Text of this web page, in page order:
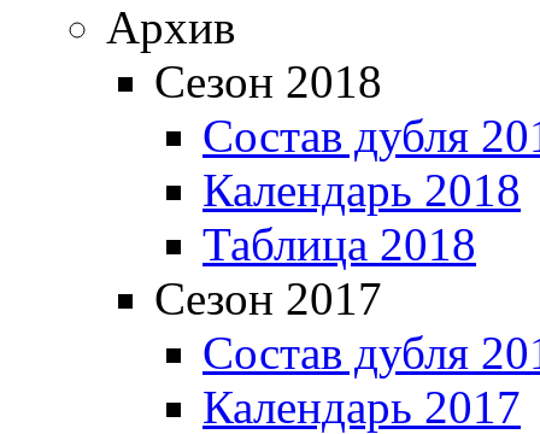
Архив
Сезон 2018
Состав дубля
Календарь 2018
Таблица 2018
Сезон 2017
Состав дубля
Календарь 2017